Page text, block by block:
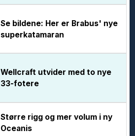
Se bildene: Her er Brabus' nye
superkatamaran
Wellcraft utvider med to nye
33-fotere
Større rigg og mer volum i ny
Oceanis